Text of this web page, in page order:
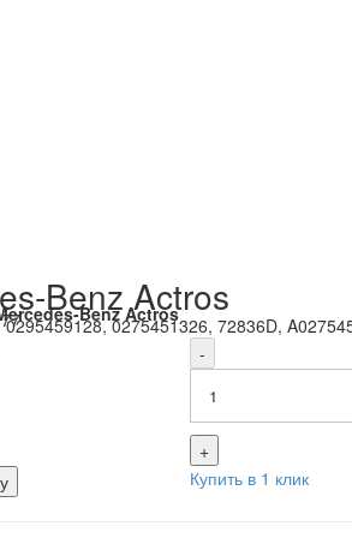
Benz Actros
Benz Actros
0295459128, 0275451326, 72836D,
-
+
Купить в 1 клик